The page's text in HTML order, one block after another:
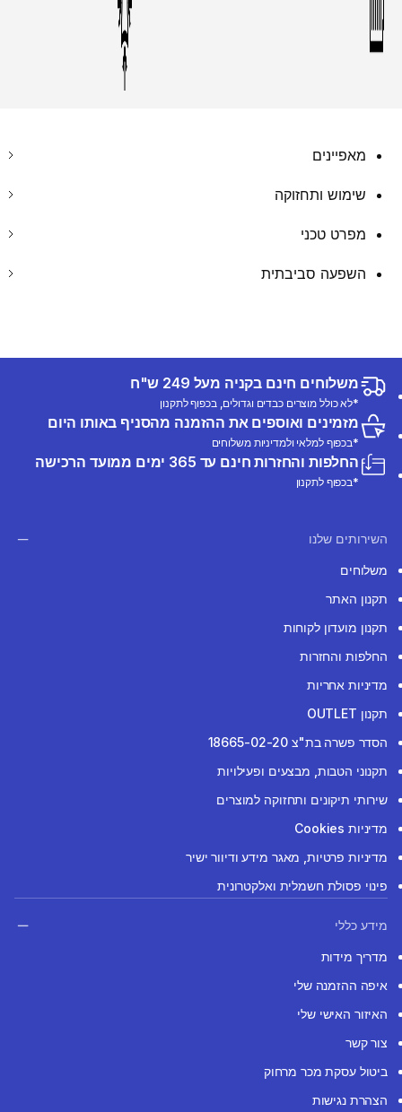
מאפיינים
שימוש ותחזוקה
מפרט טכני
השפעה סביבתית
משלוחים חינם בקניה מעל 249 ש"ח
*לא כולל מוצרים כבדים וגדולים, בכפוף לתקנון
מזמינים ואוספים את ההזמנה מהסניף באותו היום
*בכפוף למלאי ולמדיניות משלוחים
החלפות והחזרות חינם עד 365 ימים ממועד הרכישה
*בכפוף לתקנון
השירותים שלנו
משלוחים
תקנון האתר
תקנון מועדון לקוחות
החלפות והחזרות
מדיניות אחריות
תקנון OUTLET
הסדר פשרה בת"צ 18665-02-20
תקנוני הטבות, מבצעים ופעילויות
שירותי תיקונים ותחזוקה למוצרים
מדיניות Cookies
מדיניות פרטיות, מאגר מידע ודיוור ישיר
פינוי פסולת חשמלית ואלקטרונית
מידע כללי
מדריך מידות
איפה ההזמנה שלי
האיזור האישי שלי
צור קשר
ביטול עסקת מכר מרחוק
הצהרת נגישות